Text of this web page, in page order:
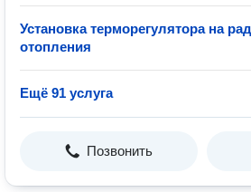
Установка терморегулятора на
отопления
Ещё 91 услуга
Позвонить